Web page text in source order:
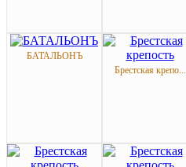
БАТАЛЬОНЪ
Брестская крепо...